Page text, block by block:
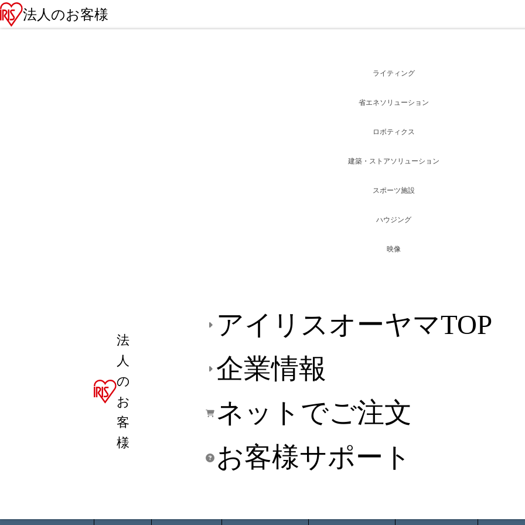
法人のお客様
法
人
の
お
客
様
アイリスオーヤマTOP
企業情報
ネットでご注文
お客様サポート
ライティング
省エネソリューション
ロボティクス
建築・ストアソリューション
スポーツ施設
ハウジング
映像